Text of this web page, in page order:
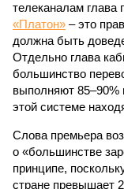
телеканалам глава
«Платон» – это
должна быть
Отдельно глава
большинство
выполняют 85–90%
этой системе
Слова премьера
о «большинстве
принципе,
стране превышает